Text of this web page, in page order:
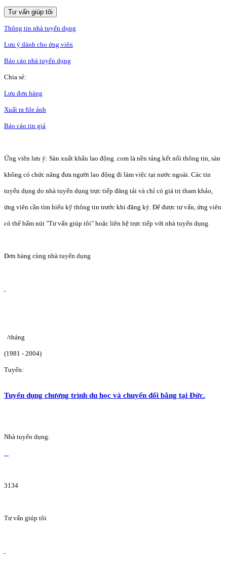
Tư vấn giúp tôi
Thông tin nhà tuyển dụng
Lưu ý dành cho ứng viên
Báo cáo nhà tuyển dụng
Chia sẻ:
Lưu đơn hàng
Xuất ra file ảnh
Báo cáo tin giả
Ứng viên lưu ý: Sàn xuất khẩu lao động .com là nền tảng kết nối thông tin, sàn
không có chức năng đưa người lao động đi làm việc tại nước ngoài. Các tin
tuyển dụng do nhà tuyển dụng trực tiếp đăng tải và chỉ có giá trị tham khảo,
ứng viên cần tìm hiểu kỹ thông tin trước khi đăng ký. Để được tư vấn, ứng viên
có thể bấm nút "Tư vấn giúp tôi" hoặc liên hệ trực tiếp với nhà tuyển dụng.
Đơn hàng cùng nhà tuyển dụng
/tháng
(1981 - 2004)
Tuyển:
Tuyển dụng chương trình du học và chuyển đổi bằng tại Đức.
Nhà tuyển dụng:
3134
Tư vấn giúp tôi